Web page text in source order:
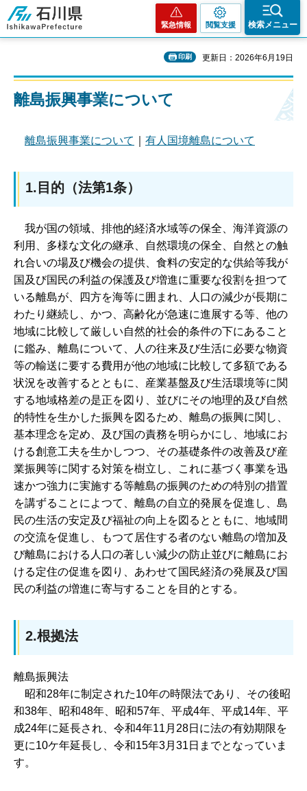
石川県
緊急情報 閲覧支援 検索メニュー
印刷 更新日：2026年6月19日
離島振興事業について
離島振興事業について 有人国境離島について
1.目的（法第1条）
我が国の領域、排他的経済水域等の保全、海洋資源の
利用、多様な文化の継承、自然環境の保全、自然との触
れ合いの場及び機会の提供、食料の安定的な供給等我が
国及び国民の利益の保護及び増進に重要な役割を担つて
いる離島が、四方を海等に囲まれ、人口の減少が長期に
わたり継続し、かつ、高齢化が急速に進展する等、他の
地域に比較して厳しい自然的社会的条件の下にあること
に鑑み、離島について、人の往来及び生活に必要な物資
等の輸送に要する費用が他の地域に比較して多額である
状況を改善するとともに、産業基盤及び生活環境等に関
する地域格差の是正を図り、並びにその地理的及び自然
的特性を生かした振興を図るため、離島の振興に関し、
基本理念を定め、及び国の責務を明らかにし、地域にお
ける創意工夫を生かしつつ、その基礎条件の改善及び産
業振興等に関する対策を樹立し、これに基づく事業を迅
速かつ強力に実施する等離島の振興のための特別の措置
を講ずることによつて、離島の自立的発展を促進し、島
民の生活の安定及び福祉の向上を図るとともに、地域間
の交流を促進し、もつて居住する者のない離島の増加及
び離島における人口の著しい減少の防止並びに離島にお
ける定住の促進を図り、あわせて国民経済の発展及び国
民の利益の増進に寄与することを目的とする。
2.根拠法
離島振興法
昭和28年に制定された10年の時限法であり、その後昭
和38年、昭和48年、昭和57年、平成4年、平成14年、平
成24年に延長され、令和4年11月28日に法の有効期限を
更に10ケ年延長し、令和15年3月31日までとなっていま
す。